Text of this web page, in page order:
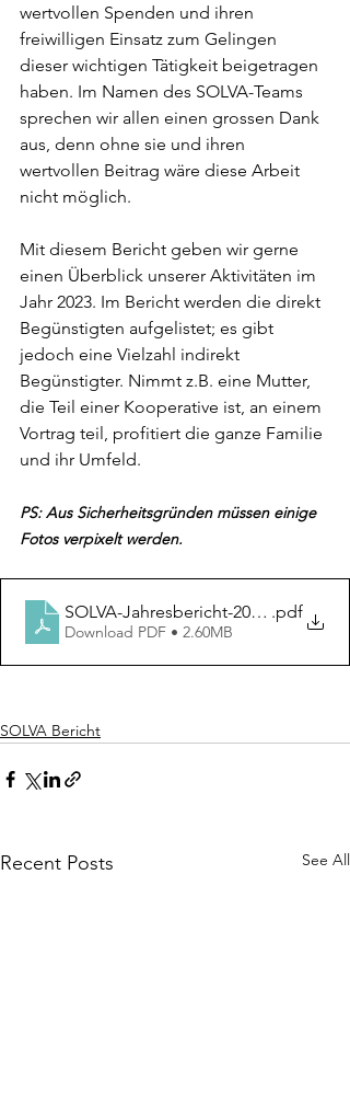
wertvollen Spenden und ihren
freiwilligen Einsatz zum Gelingen
dieser wichtigen Tätigkeit beigetragen
haben. Im Namen des SOLVA-Teams
sprechen wir allen einen grossen Dank
aus, denn ohne sie und ihren
wertvollen Beitrag wäre diese Arbeit
nicht möglich.
Mit diesem Bericht geben wir gerne
einen Überblick unserer Aktivitäten im
Jahr 2023. Im Bericht werden die direkt
Begünstigten aufgelistet; es gibt
jedoch eine Vielzahl indirekt
Begünstigter. Nimmt z.B. eine Mutter,
die Teil einer Kooperative ist, an einem
Vortrag teil, profitiert die ganze Familie
und ihr Umfeld.
PS: Aus Sicherheitsgründen müssen einige
Fotos verpixelt werden.
SOLVA-Jahresbericht-2023_WEB
.pdf
Download PDF • 2.60MB
SOLVA Bericht
Recent Posts See All